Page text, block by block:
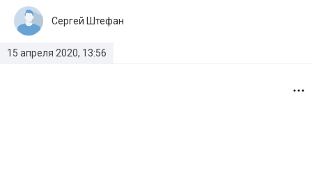
15 апреля 2020, 13:56
Сергей Штефан